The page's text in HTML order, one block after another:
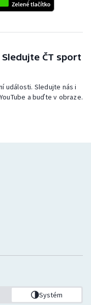
ČT sport
události. Sledujte nás i
a buďte v obraze.
Systém